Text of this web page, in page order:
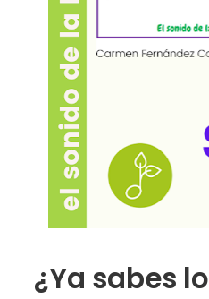
¿Ya sabes lo